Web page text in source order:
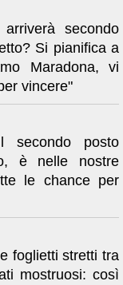
secondo
Si pianifica a
Maradona, vi
vincere"
secondo posto
è nelle nostre
le chance per
foglietti stretti tra
mostruosi: così